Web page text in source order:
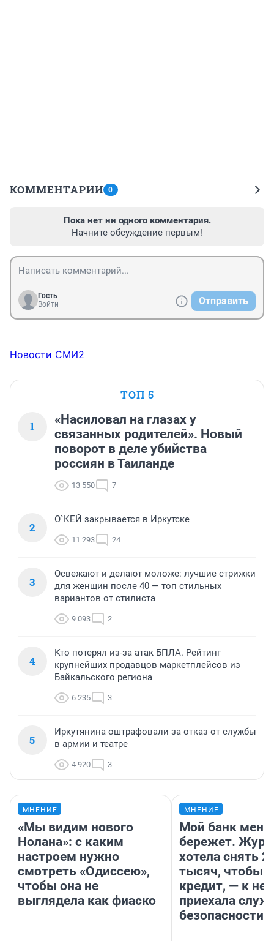
КОММЕНТАРИИ 0
Пока нет ни одного комментария.
Начните обсуждение первым!
Гость
Войти
Отправить
Новости СМИ2
ТОП 5
1
«Насиловал на глазах у
связанных родителей». Новый
поворот в деле убийства
россиян в Таиланде
13 550 7
2
О`КЕЙ закрывается в Иркутске
11 293 24
3
Освежают и делают моложе: лучшие стрижки
для женщин после 40 — топ стильных
вариантов от стилиста
9 093 2
4
Кто потерял из-за атак БПЛА. Рейтинг
крупнейших продавцов маркетплейсов из
Байкальского региона
6 235 3
5
Иркутянина оштрафовали за отказ от службы
в армии и театре
4 920 3
МНЕНИЕ
«Мы видим нового
Нолана»: с каким
настроем нужно
смотреть «Одиссею»,
чтобы она не
выглядела как фиаско
МНЕНИЕ
Мой банк меня
бережет.
хотела снять
тысяч, чтобы
кредит, — к
приехала
безопасности